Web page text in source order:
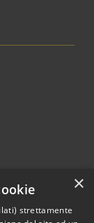
×
strettamente